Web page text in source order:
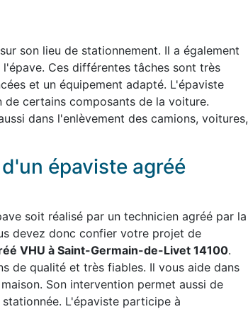
son lieu de stationnement. Il a également
Ces différentes tâches sont très
et un équipement adapté. L'épaviste
certains composants de la voiture.
dans l'enlèvement des camions, voitures,
épaviste agréé
soit réalisé par un technicien agréé par la
devez donc confier votre projet de
VHU à Saint-Germain-de-Livet 14100.
de qualité et très fiables. Il vous aide dans
Son intervention permet aussi de
L'épaviste participe à